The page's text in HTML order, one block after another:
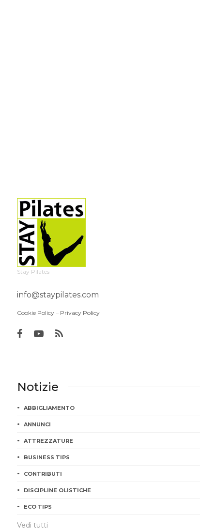
Stay Pilates
info@staypilates.com
Cookie Policy – Privacy Policy
Notizie
ABBIGLIAMENTO
ANNUNCI
ATTREZZATURE
BUSINESS TIPS
CONTRIBUTI
DISCIPLINE OLISTICHE
ECO TIPS